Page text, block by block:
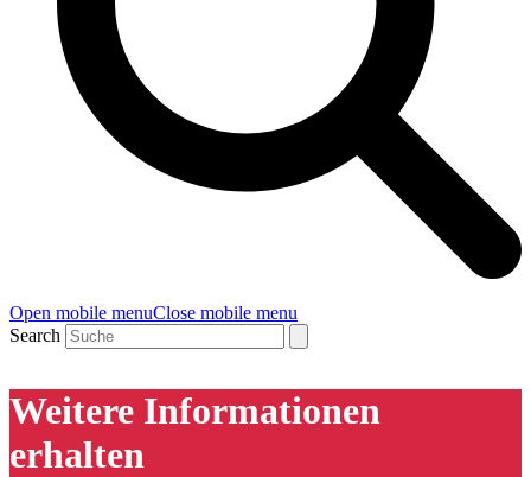
Open mobile menuClose mobile menu
Search
Weitere Informationen
erhalten